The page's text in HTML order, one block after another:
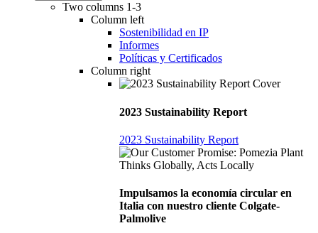
Two columns 1-3
Column left
Sostenibilidad en IP
Informes
Políticas y Certificados
Column right
2023 Sustainability Report
2023 Sustainability Report
Impulsamos la economía circular en
Italia con nuestro cliente Colgate-
Palmolive